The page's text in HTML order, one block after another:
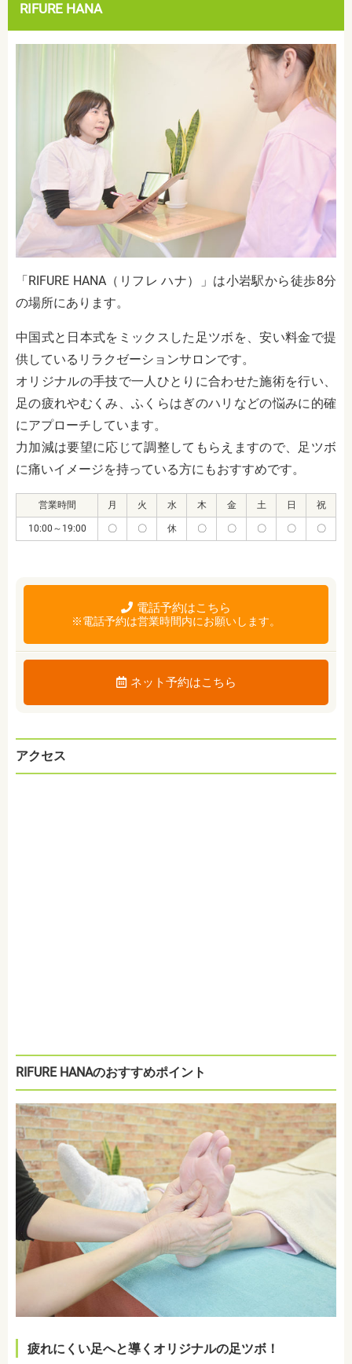
RIFURE HANA
「RIFURE HANA（リフレ ハナ）」は小岩駅から徒歩8分
の場所にあります。
中国式と日本式をミックスした足ツボを、安い料金で提
供しているリラクゼーションサロンです。
オリジナルの手技で一人ひとりに合わせた施術を行い、
足の疲れやむくみ、ふくらはぎのハリなどの悩みに的確
にアプローチしています。
力加減は要望に応じて調整してもらえますので、足ツボ
に痛いイメージを持っている方にもおすすめです。
営業時間 月 火 水 木 金 土 日 祝
10:00～19:00 〇 〇 休 〇 〇 〇 〇 〇
電話予約はこちら
※電話予約は営業時間内にお願いします。
ネット予約はこちら
アクセス
RIFURE HANAのおすすめポイント
疲れにくい足へと導くオリジナルの足ツボ！